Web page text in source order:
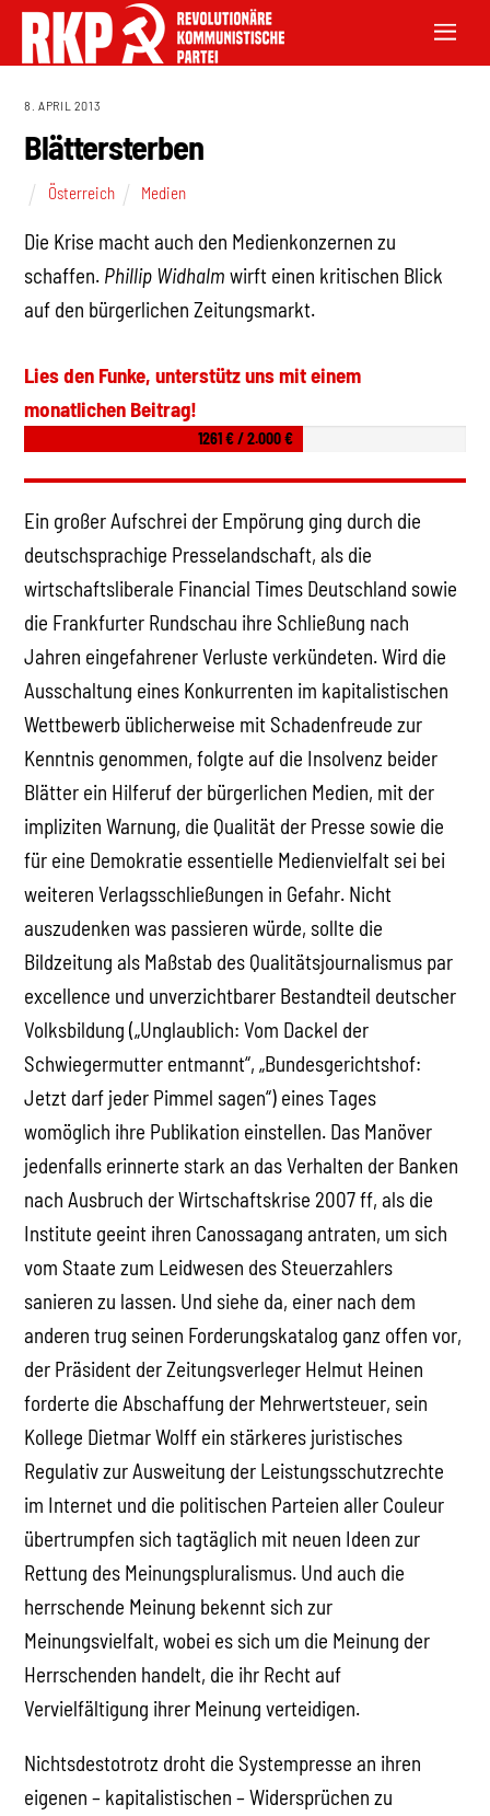
8. APRIL 2013
Blättersterben
Österreich Medien
Die Krise macht auch den Medienkonzernen zu
schaffen. Phillip Widhalm wirft einen kritischen Blick
auf den bürgerlichen Zeitungsmarkt.
Lies den Funke, unterstütz uns mit einem
monatlichen Beitrag!
1261 € / 2.000 €
Ein großer Aufschrei der Empörung ging durch die
deutschsprachige Presselandschaft, als die
wirtschaftsliberale Financial Times Deutschland sowie
die Frankfurter Rundschau ihre Schließung nach
Jahren eingefahrener Verluste verkündeten. Wird die
Ausschaltung eines Konkurrenten im kapitalistischen
Wettbewerb üblicherweise mit Schadenfreude zur
Kenntnis genommen, folgte auf die Insolvenz beider
Blätter ein Hilferuf der bürgerlichen Medien, mit der
impliziten Warnung, die Qualität der Presse sowie die
für eine Demokratie essentielle Medienvielfalt sei bei
weiteren Verlagsschließungen in Gefahr. Nicht
auszudenken was passieren würde, sollte die
Bildzeitung als Maßstab des Qualitätsjournalismus par
excellence und unverzichtbarer Bestandteil deutscher
Volksbildung („Unglaublich: Vom Dackel der
Schwiegermutter entmannt“, „Bundesgerichtshof:
Jetzt darf jeder Pimmel sagen“) eines Tages
womöglich ihre Publikation einstellen. Das Manöver
jedenfalls erinnerte stark an das Verhalten der Banken
nach Ausbruch der Wirtschaftskrise 2007 ff, als die
Institute geeint ihren Canossagang antraten, um sich
vom Staate zum Leidwesen des Steuerzahlers
sanieren zu lassen. Und siehe da, einer nach dem
anderen trug seinen Forderungskatalog ganz offen vor,
der Präsident der Zeitungsverleger Helmut Heinen
forderte die Abschaffung der Mehrwertsteuer, sein
Kollege Dietmar Wolff ein stärkeres juristisches
Regulativ zur Ausweitung der Leistungsschutzrechte
im Internet und die politischen Parteien aller Couleur
übertrumpfen sich tagtäglich mit neuen Ideen zur
Rettung des Meinungspluralismus. Und auch die
herrschende Meinung bekennt sich zur
Meinungsvielfalt, wobei es sich um die Meinung der
Herrschenden handelt, die ihr Recht auf
Vervielfältigung ihrer Meinung verteidigen.
Nichtsdestotrotz droht die Systempresse an ihren
eigenen – kapitalistischen – Widersprüchen zu